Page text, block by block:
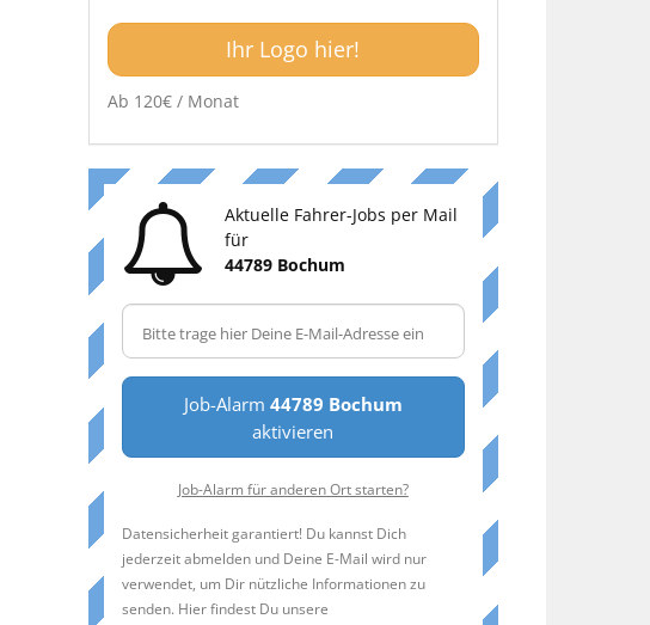
Ihr Logo hier!
Ab 120€ / Monat
Aktuelle Fahrer-Jobs per Mail
für
44789 Bochum
Job-Alarm 44789 Bochum
aktivieren
Job-Alarm für anderen Ort starten?
Datensicherheit garantiert! Du kannst Dich
jederzeit abmelden und Deine E-Mail wird nur
verwendet, um Dir nützliche Informationen zu
senden. Hier findest Du unsere